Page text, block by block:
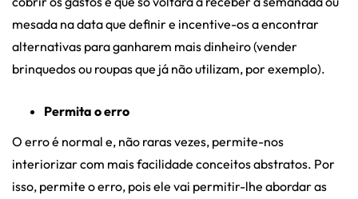
mesada na data que definir e incentive-os a encontrar
alternativas para ganharem mais dinheiro (vender
brinquedos ou roupas que já não utilizam, por exemplo).
Permita o erro
O erro é normal e, não raras vezes, permite-nos
interiorizar com mais facilidade conceitos abstratos. Por
isso, permite o erro, pois ele vai permitir-lhe abordar as